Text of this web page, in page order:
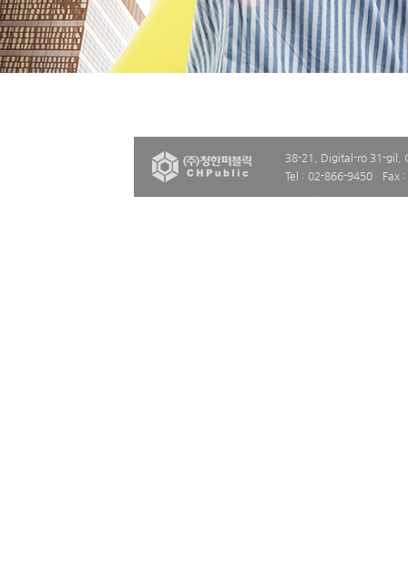
38-21, Digital-ro 31-gil,
Tel : 02-866-9450
Fax